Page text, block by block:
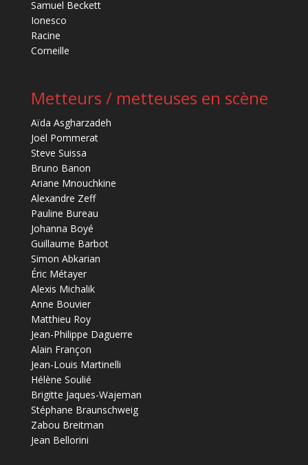
Samuel Beckett
Ionesco
Racine
Corneille
Metteurs / metteuses en scène
Aïda Asgharzadeh
Joël Pommerat
Steve Suissa
Bruno Banon
Ariane Mnouchkine
Alexandre Zeff
Pauline Bureau
Johanna Boyé
Guillaume Barbot
Simon Abkarian
Éric Métayer
Alexis Michalik
Anne Bouvier
Matthieu Roy
Jean-Philippe Daguerre
Alain Françon
Jean-Louis Martinelli
Hélène Soulié
Brigitte Jaques-Wajeman
Stéphane Braunschweig
Zabou Breitman
Jean Bellorini